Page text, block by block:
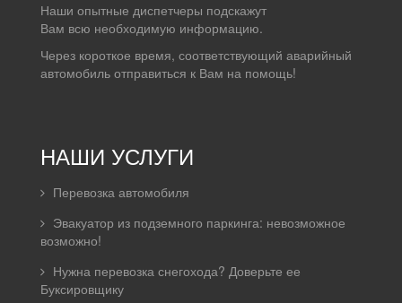
Наши опытные диспетчеры подскажут
Вам всю необходимую информацию.
Через короткое время, соответствующий аварийный
автомобиль отправиться к Вам на помощь!
НАШИ УСЛУГИ
Перевозка автомобиля
Эвакуатор из подземного паркинга: невозможное
возможно!
Нужна перевозка снегохода? Доверьте ее
Буксировщику